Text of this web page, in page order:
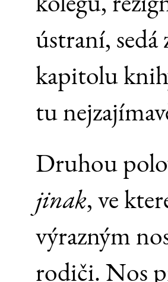
ústraní, sedá
kapitolu
tu
Druhou
jinak, ve
výrazným
rodiči. Nos